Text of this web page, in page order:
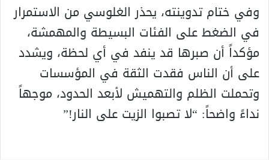
وفي ختام تدوينته، يحذر الغلوسي من الاستمرار
في الضغط على الفئات البسيطة والمهمشة،
مؤكداً أن صبرها قد ينفد في أي لحظة، ويشدد
على أن الناس فقدت الثقة في المؤسسات
وتحملت الظلم والتهميش لأبعد الحدود، موجهاً
نداءً واضحاً: “لا تصبوا الزيت على النار!”